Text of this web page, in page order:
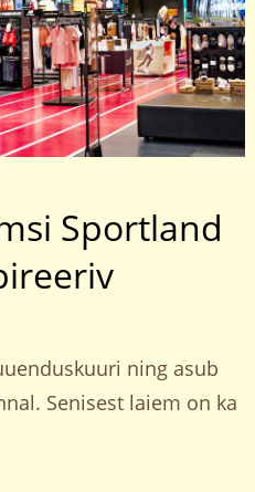
Sportland
ning asub
Senisest laiem on ka